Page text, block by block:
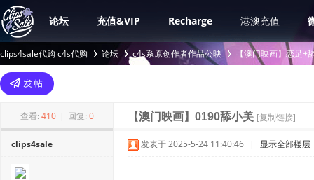
论坛 充值&VIP Recharge 港澳充值
clips4sale代购 c4s代购
>
论坛 c4s系原创作者作品公映
›
【澳门映画】恋足+
查看: 410 | 回复: 0 【澳门映画】0190舔小美 [复制链接]
clips4sale 发表于 2025-5-24 11:40:46 | 显示全部楼层